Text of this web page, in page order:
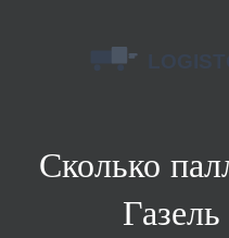
Сколько